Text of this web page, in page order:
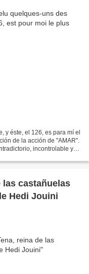
y éste, el 126, es para mí el
de la acción de "AMAR".
incontrolable y
las castañuelas
Hedi Jouini